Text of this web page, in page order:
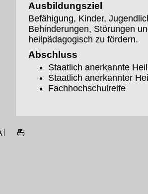
Ausbildungsziel
Befähigung, Kinder,
Behinderungen, Störungen
heilpädagogisch zu fördern.
Abschluss
Staatlich anerkannte
Staatlich anerkannter
Fachhochschulreife